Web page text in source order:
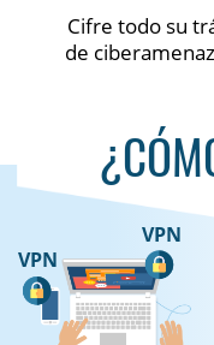
Cifre todo su
de
VPN
VPN